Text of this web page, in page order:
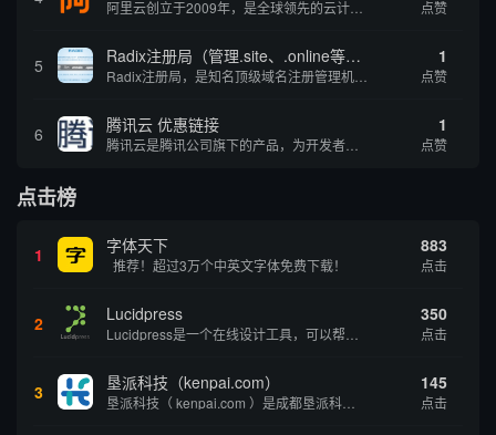
点赞
5 Radix注册局（管理.site、.online等顶级域名） 1
点赞
6 腾讯云 优惠链接 1
点赞
点击榜
1 字体天下
推荐！超过3万个中英文字体免费下载！
883
点击
2 Lucidpress 350
点击
3 垦派科技（kenpai.com） 145
点击